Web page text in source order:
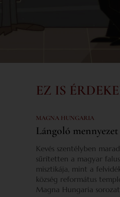
EZ IS
MAGNA HUNGARIA
Lángoló mennyezet
Kevés szentélyben
sűrítetten a magyar
misztikája, mint a
község református
Magna Hungaria